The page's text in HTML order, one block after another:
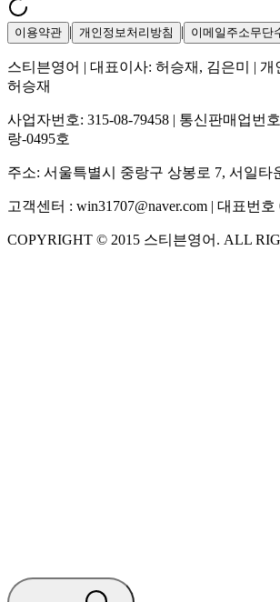
이용약관 | 개인정보처리방침 | 이메일주소무단
스티븐영어 | 대표이사: 허승재, 김은미
| 개
허승재
사업자번호: 315-08-79458 | 통신판매업번
랑-0495호
주소: 서울특별시 중랑구 상봉로 7, 서일타
고객센터 : win31707@naver.com | 대표번호
COPYRIGHT © 2015 스티븐영어 . ALL